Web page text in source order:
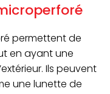
permettent de
en ayant une
Ils peuvent
une lunette de